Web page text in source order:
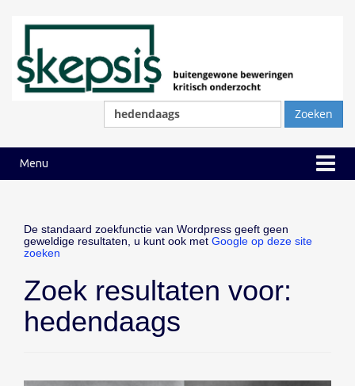
Zoeken
naar:
Menu
De standaard zoekfunctie van Wordpress geeft geen
geweldige resultaten, u kunt ook met Google op deze site
zoeken
Zoek resultaten voor:
hedendaags